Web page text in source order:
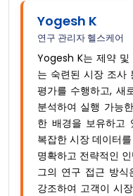
Yogesh K
연구 관리자 헬스케어
Yogesh K는 제약 및
는 숙련된 시장 조사
평가를 수행하고, 새
분석하여 실행 가능
한 배경을 보유하고
복잡한 시장 데이터
명확하고 전략적인
그의 연구 접근 방
강조하여 고객이 시